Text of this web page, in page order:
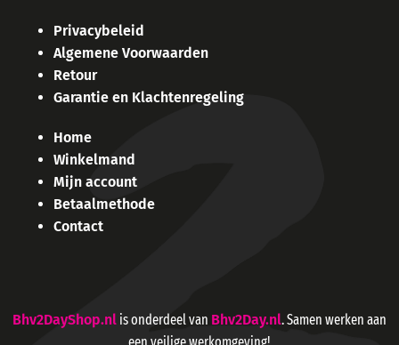
Privacybeleid
Algemene Voorwaarden
Retour
Garantie en Klachtenregeling
Home
Winkelmand
Mijn account
Betaalmethode
Contact
Bhv2DayShop.nl is onderdeel van Bhv2Day.nl. Samen werken aan